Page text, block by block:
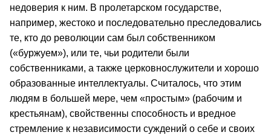
недоверия к ним. В пролетарском государстве,
например, жестоко и последовательно преследовались
те, кто до революции сам был собственником
(«буржуем»), или те, чьи родители были
собственниками, а также церковнослужители и хорошо
образованные интеллектуалы. Считалось, что этим
людям в большей мере, чем «простым» (рабочим и
крестьянам), свойственны способность и вредное
стремление к независимости суждений о себе и своих